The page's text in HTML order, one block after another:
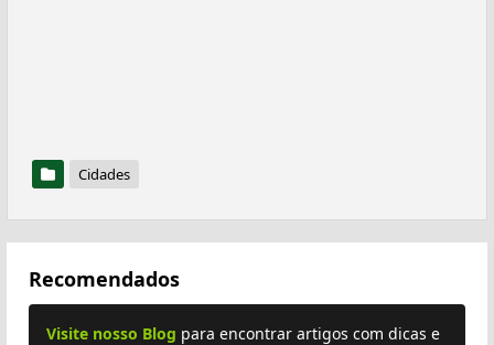
Cidades
Recomendados
Visite nosso Blog para encontrar artigos com dicas e